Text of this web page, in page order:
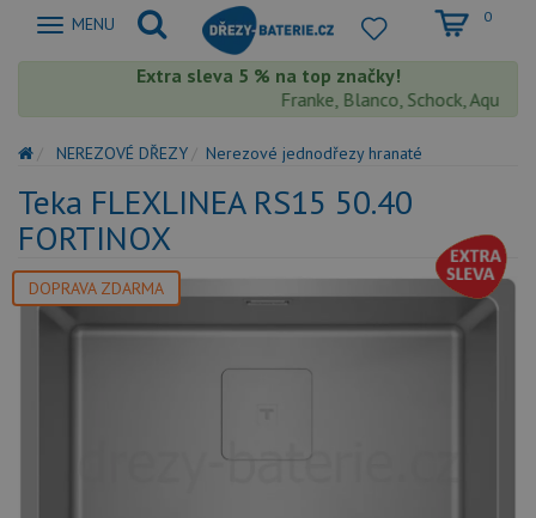
Zobrazit
MENU 0
Extra sleva 5 % na top značky!
Franke, Blanco, Schock,
NEREZOVÉ DŘEZY Nerezové jednodřezy hranaté
Teka FLEXLINEA RS15 50.40
FORTINOX
DOPRAVA ZDARMA